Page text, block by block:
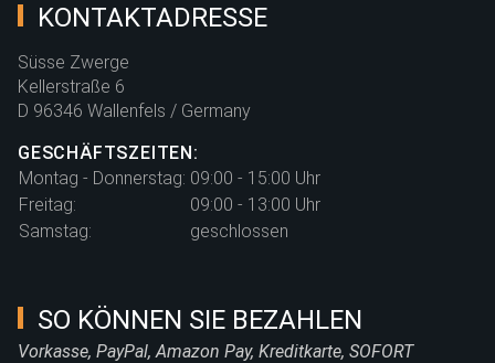
KONTAKTADRESSE
Süsse Zwerge
Kellerstraße 6
D 96346 Wallenfels / Germany
GESCHÄFTSZEITEN:
Montag - Donnerstag: 09:00 - 15:00 Uhr
Freitag:
09:00 - 13:00 Uhr
Samstag:
geschlossen
SO KÖNNEN SIE BEZAHLEN
Vorkasse, PayPal, Amazon Pay, Kreditkarte, SOFORT